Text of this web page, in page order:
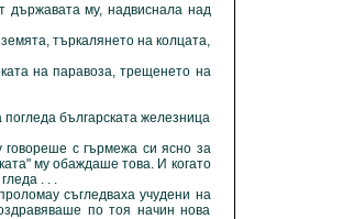
му, надвиснала над
търкалянето на колцата,
на паравоза, трещенето на
българската железница
с гърмежа си ясно за
му обаждаше това. И когато
. . .
съгледваха учудени на
по тоя начин нова